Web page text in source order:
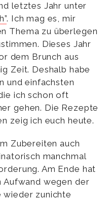
letztes Jahr unter
. Ich mag es, mir
Thema zu überlegen
Dieses Jahr
dem Brunch aus
Zeit. Deshalb habe
und einfachsten
ich schon oft
gehen. Die Rezepte
zeig ich euch heute.
Zubereiten auch
manchmal
Am Ende hat
Aufwand wegen der
wieder zunichte